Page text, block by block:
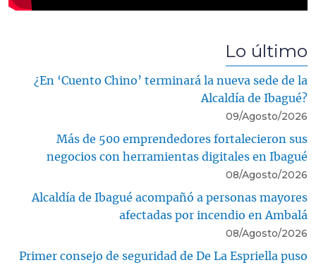
Lo último
¿En ‘Cuento Chino’ terminará la nueva sede de la
Alcaldía de Ibagué?
09/Agosto/2026
Más de 500 emprendedores fortalecieron sus
negocios con herramientas digitales en Ibagué
08/Agosto/2026
Alcaldía de Ibagué acompañó a personas mayores
afectadas por incendio en Ambalá
08/Agosto/2026
Primer consejo de seguridad de De La Espriella puso